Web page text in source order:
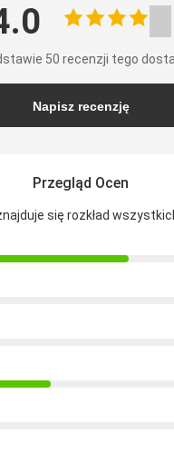
50 recenzji tego
Napisz recenzję
Przegląd Ocen
się rozkład